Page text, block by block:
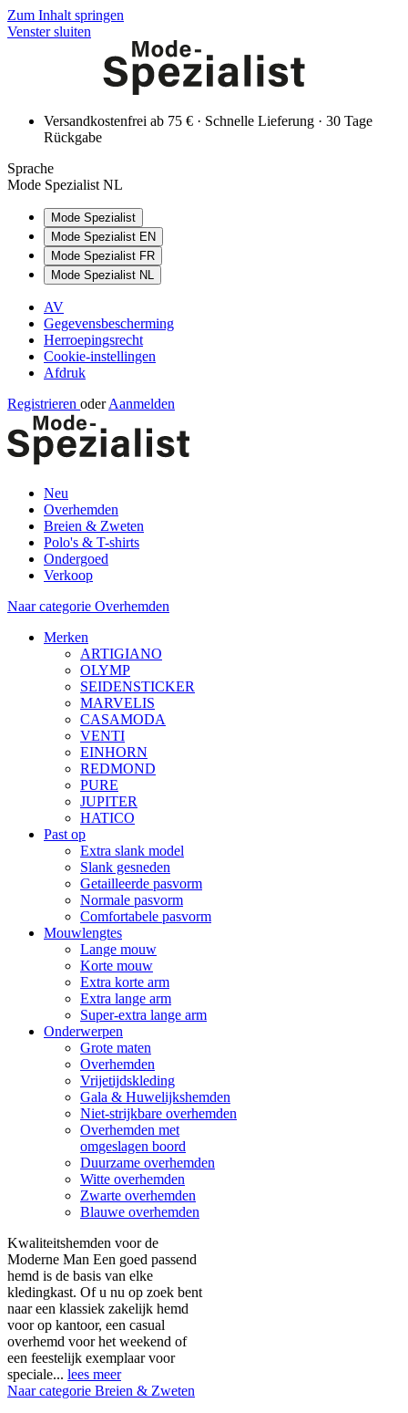
Zum Inhalt springen
Venster sluiten
Versandkostenfrei ab 75 € · Schnelle Lieferung · 30 Tage
Rückgabe
Sprache
Mode Spezialist NL
Mode Spezialist
Mode Spezialist EN
Mode Spezialist FR
Mode Spezialist NL
AV
Gegevensbescherming
Herroepingsrecht
Cookie-instellingen
Afdruk
Registrieren oder Aanmelden
Neu
Overhemden
Breien & Zweten
Polo's & T-shirts
Ondergoed
Verkoop
Naar categorie Overhemden
Merken
ARTIGIANO
OLYMP
SEIDENSTICKER
MARVELIS
CASAMODA
VENTI
EINHORN
REDMOND
PURE
JUPITER
HATICO
Past op
Extra slank model
Slank gesneden
Getailleerde pasvorm
Normale pasvorm
Comfortabele pasvorm
Mouwlengtes
Lange mouw
Korte mouw
Extra korte arm
Extra lange arm
Super-extra lange arm
Onderwerpen
Grote maten
Overhemden
Vrijetijdskleding
Gala & Huwelijkshemden
Niet-strijkbare overhemden
Overhemden met
omgeslagen boord
Duurzame overhemden
Witte overhemden
Zwarte overhemden
Blauwe overhemden
Kwaliteitshemden voor de
Moderne Man Een goed passend
hemd is de basis van elke
kledingkast. Of u nu op zoek bent
naar een klassiek zakelijk hemd
voor op kantoor, een casual
overhemd voor het weekend of
een feestelijk exemplaar voor
speciale... lees meer
Naar categorie Breien & Zweten